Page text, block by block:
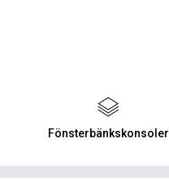
Fönsterbänkskonsoler